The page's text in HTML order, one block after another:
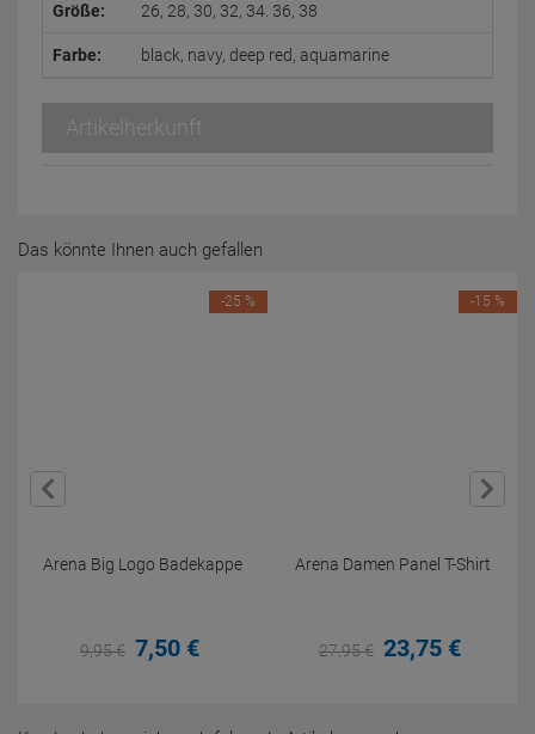
Größe: 26, 28, 30, 32, 34. 36, 38
Farbe: black, navy, deep red, aquamarine
Artikelherkunft
Das könnte Ihnen auch gefallen
Arena Big Logo Badekappe
9,95€ 7,50 €
-25 %
Arena Damen Panel T-Shirt
27,95€ 23,75 €
-15 %